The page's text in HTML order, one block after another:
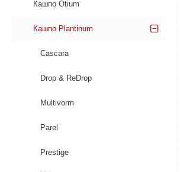
Кашпо Otium
Кашпо Plantinum
Cascara
Drop & ReDrop
Multivorm
Parel
Prestige